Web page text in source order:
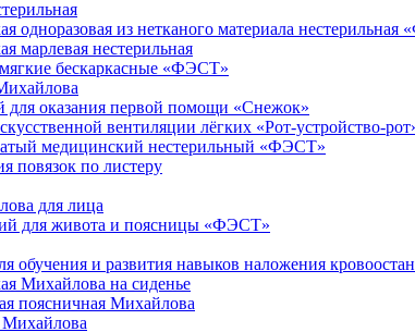
одноразовая из нетканого материала
марлевая нестерильная
бескаркасные «ФЭСТ»
для оказания первой помощи «Снежок»
вентиляции лёгких «Рот-устройство-
медицинский нестерильный «ФЭСТ»
повязок по листеру
для лица
для живота и поясницы «ФЭСТ»
обучения и развития навыков наложения
Михайлова на сиденье
поясничная Михайлова